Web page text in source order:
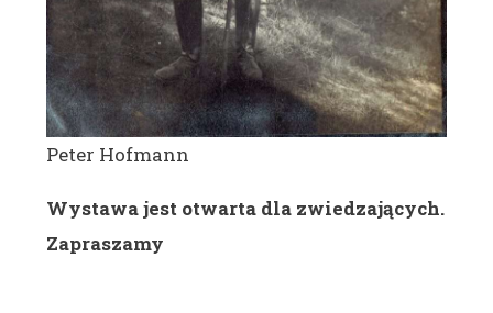
Peter Hofmann
Wystawa jest otwarta dla zwiedzających.
Zapraszamy